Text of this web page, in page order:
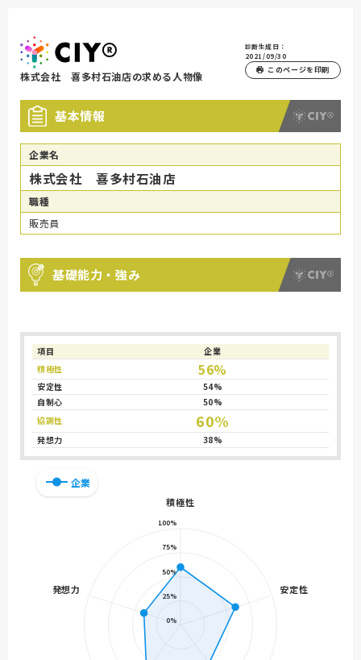
株式会社 喜多村石油店の求める人物像
診断生成日：
2021/09/30
このページを印刷
基本情報
企業名
株式会社 喜多村石油店
職種
販売員
基礎能力・強み
項目
企業
積極性
56%
安定性
54%
自制心
50%
協調性
60%
発想力 38%
企業
積極性
安定性
発想力
100%
75%
50%
25%
0%